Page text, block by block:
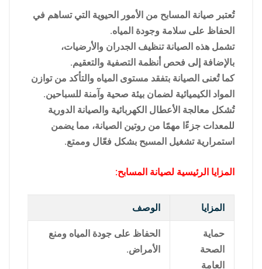
تُعتبر صيانة المسابح من الأمور الحيوية التي تساهم في
الحفاظ على سلامة وجودة المياه.
تشمل هذه الصيانة تنظيف الجدران والأرضيات،
بالإضافة إلى فحص أنظمة التصفية والتعقيم.
كما تُعنى الصيانة بتفقد مستوى المياه والتأكد من توازن
المواد الكيميائية لضمان بيئة صحية وآمنة للسباحين.
تُشكل معالجة الأعطال الكهربائية والصيانة الدورية
للمعدات جزءًا مهمًا من روتين الصيانة، مما يضمن
استمرارية تشغيل المسبح بشكل فعّال وممتع.
المزايا الرئيسية لصيانة المسابح:
المزايا الوصف
حماية
الصحة
العامة
الحفاظ على جودة المياه ومنع
الأمراض.